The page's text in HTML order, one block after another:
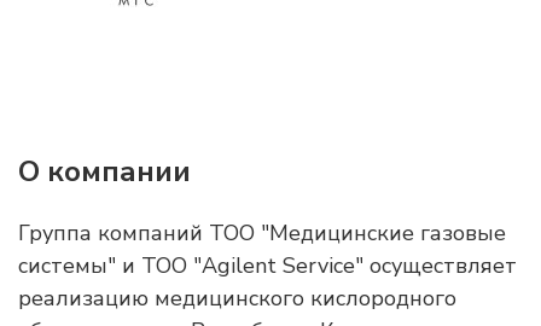
О компании
Группа компаний ТОО "Медицинские газовые
системы" и ТОО "Agilent Service" осуществляет
реализацию медицинского кислородного